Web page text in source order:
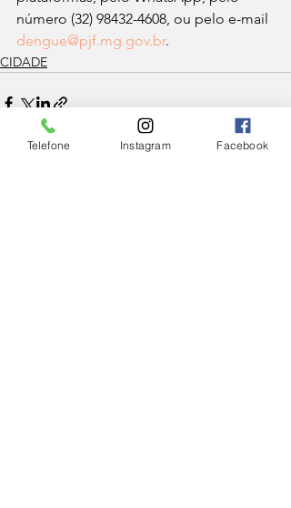
número (32) 98432-4608, ou pelo e-mail
dengue@pjf.mg.gov.br.
CIDADE
Telefone Instagram Facebook